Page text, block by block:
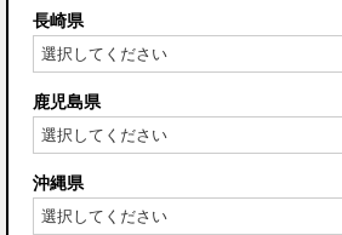
長崎県
鹿児島県
沖縄県